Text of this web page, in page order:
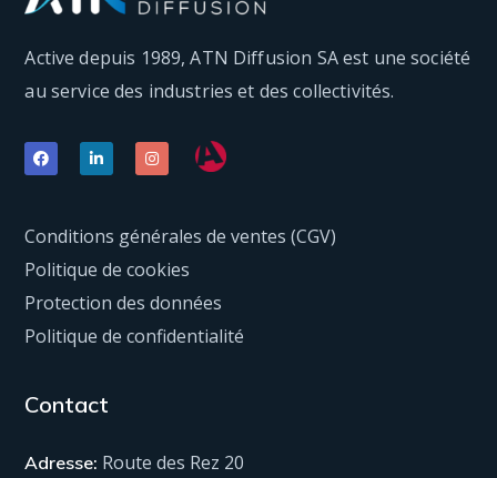
Active depuis 1989, ATN Diffusion SA est une société
au service des industries et des collectivités.
Conditions générales de ventes (CGV)
Politique de cookies
Protection des données
Politique de confidentialité
Contact
Adresse: Route des Rez 20